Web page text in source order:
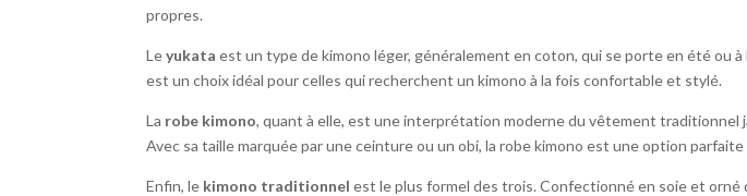
propres.
Leyukata est un type de kimono léger, généralement en coton, qui se porte en été ou
est un choix idéal pour celles qui recherchent un kimono à la fois confortable et stylé.
La robe kimono, quant à elle, est une interprétation moderne du vêtement traditionnel
Avec sa taille marquée par une ceinture ou un obi, la robe kimono est une option
Enfin, le kimono traditionnel est le plus formel des trois. Confectionné en soie et